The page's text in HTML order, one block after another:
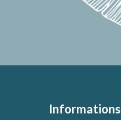
Informations